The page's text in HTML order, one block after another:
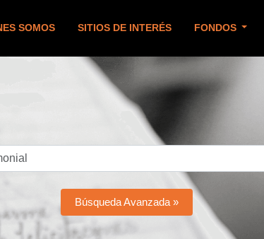
SOMOS SITIOS DE INTERÉS FONDOS
Búsqueda Avanzada »